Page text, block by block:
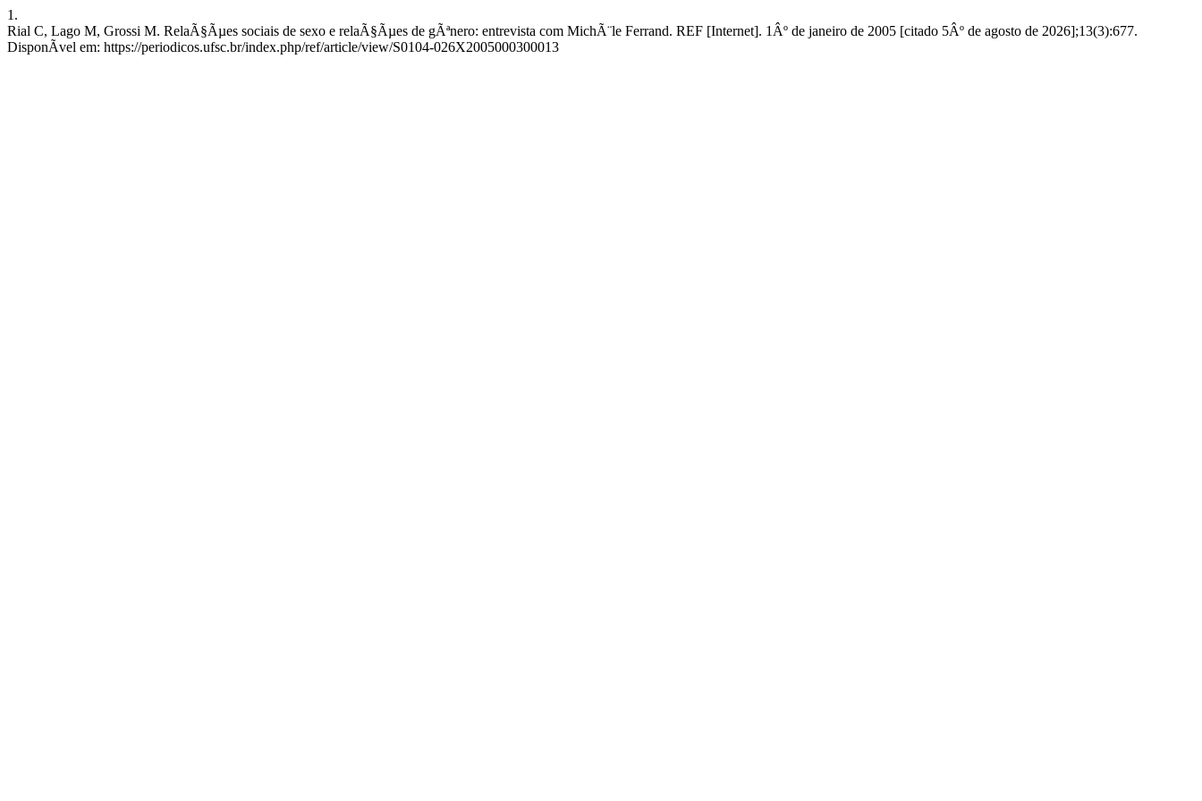
1.
Rial C, Lago M, Grossi M. RelaÃ§Ãµes sociais de sexo e relaÃ§Ãµes de gÃªnero: entrevista com MichÃ¨le Ferrand. REF [Internet]. 1Âº de janeiro de 2005 [citado 5Âº de agosto de 2026];13(3):677.
DisponÃ­vel em: https://periodicos.ufsc.br/index.php/ref/article/view/S0104-026X2005000300013